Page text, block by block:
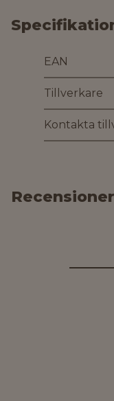
EAN
Tillverkare
Kontakta
Recensioner